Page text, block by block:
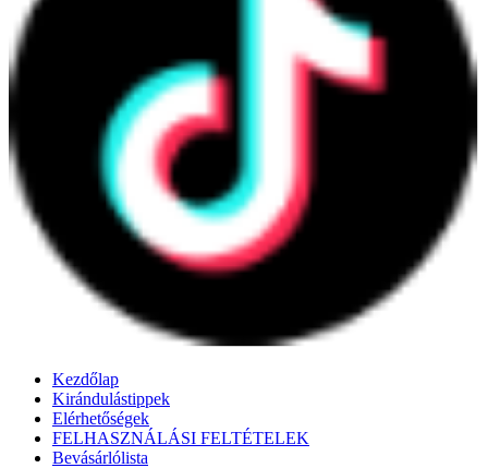
Kezdőlap
Kirándulástippek
Elérhetőségek
FELHASZNÁLÁSI FELTÉTELEK
Bevásárlólista